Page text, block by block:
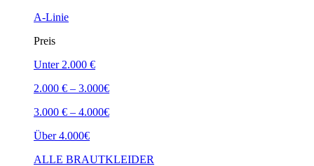
A-Linie
Preis
Unter 2.000 €
2.000 € – 3.000€
3.000 € – 4.000€
Über 4.000€
ALLE BRAUTKLEIDER